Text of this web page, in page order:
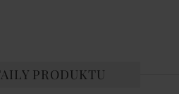
PRODUKTU